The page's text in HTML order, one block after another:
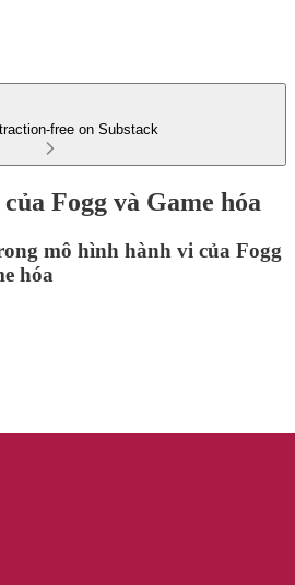
free on Substack
Fogg và Game hóa
mô hình hành vi của Fogg
hóa